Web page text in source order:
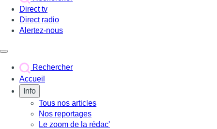
Direct tv
Direct radio
Alertez-nous
Rechercher
Accueil
Info
Tous nos articles
Nos reportages
Le zoom de la rédac'